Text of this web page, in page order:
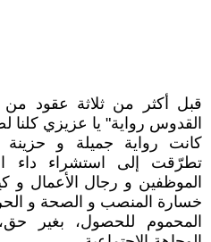
قبل أكثر من ثلاثة عقود
القدوس رواية" يا عزيزي
كانت رواية جميلة و حزينة
تطرّقت إلى استشراء داء
الموظفين و رجال الأعمال و
خسارة المنصب و الصحة و
المحموم للحصول، بغير